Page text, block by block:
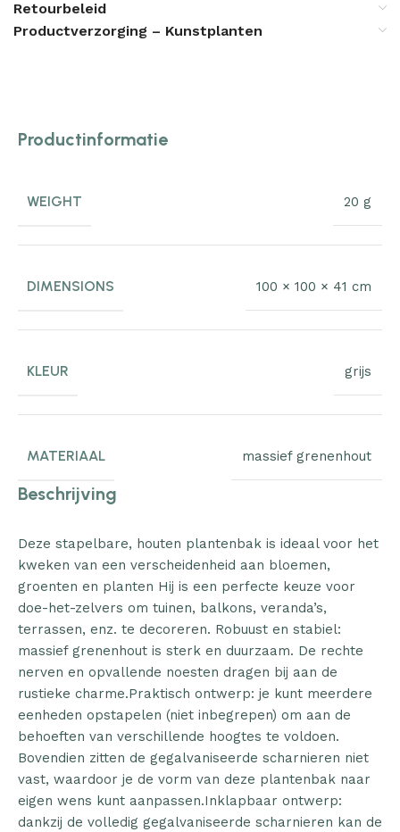
Retourbeleid
Productverzorging – Kunstplanten
Productinformatie
WEIGHT 20 g
DIMENSIONS 100 × 100 × 41 cm
KLEUR grijs
MATERIAAL massief grenenhout
Beschrijving
Deze stapelbare, houten plantenbak is ideaal voor het
kweken van een verscheidenheid aan bloemen,
groenten en planten Hij is een perfecte keuze voor
doe-het-zelvers om tuinen, balkons, veranda’s,
terrassen, enz. te decoreren. Robuust en stabiel:
massief grenenhout is sterk en duurzaam. De rechte
nerven en opvallende noesten dragen bij aan de
rustieke charme.Praktisch ontwerp: je kunt meerdere
eenheden opstapelen (niet inbegrepen) om aan de
behoeften van verschillende hoogtes te voldoen.
Bovendien zitten de gegalvaniseerde scharnieren niet
vast, waardoor je de vorm van deze plantenbak naar
eigen wens kunt aanpassen.Inklapbaar ontwerp:
dankzij de volledig gegalvaniseerde scharnieren kan de